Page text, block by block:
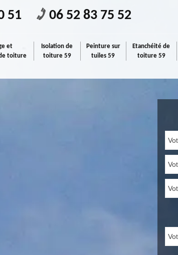
51 06 52 83 75 52
et
toiture
Isolation de
toiture 59
Peinture sur
tuiles 59
Etanchéité de
toiture 59